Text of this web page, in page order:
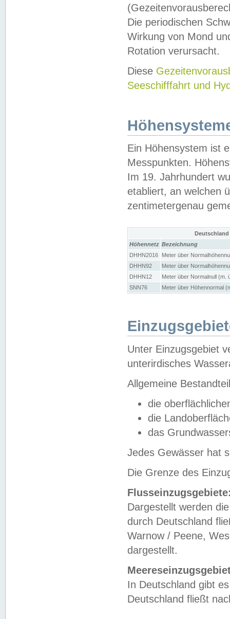
Die periodischen
Wirkung von Mond
Rotation verursacht.
Diese
Seeschifffahrt und
Ein Höhensystem ist
Messpunkten.
Im 19. Jahrhundert
etabliert, an welchen
zentimetergenau
Höhennetz Bezeichnung
DHHN2016
Meter über
DHHN92
Meter über
DHHN12
Meter über Normalnull (m.
SNN76
Meter über Höhennormal
Unter Einzugsgebiet
unterirdisches
Allgemeine
die
die
das
Jedes Gewässer hat
Die Grenze des
Dargestellt werden
durch Deutschland
Warnow / Peene,
dargestellt.
In Deutschland gibt
Deutschland fließt